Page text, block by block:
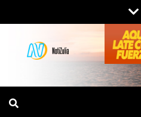
al
contenido
NOTICIAS DEL
DE